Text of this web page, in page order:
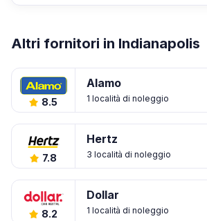
Altri fornitori in Indianapolis
8.5
Alamo
1 località di noleggio
7.8
Hertz
3 località di noleggio
8.2
Dollar
1 località di noleggio